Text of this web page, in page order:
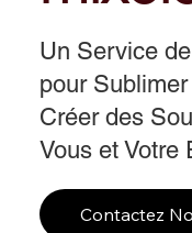
Un Service
pour
Créer des
Vous et Votre
Contactez